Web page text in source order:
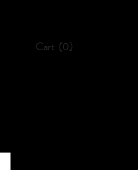
Cart (0)